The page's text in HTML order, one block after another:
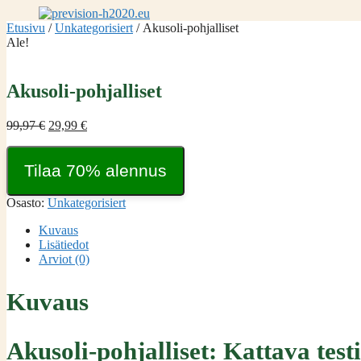
sisältöön
Etusivu /Unkategorisiert / Akusoli-pohjalliset
Ale!
Akusoli-pohjalliset
99,97€ Alkuperäinen
99,97 €.
29,99 €Nykyinen
29,99 €.
Tilaa 70% alennus
Osasto: Unkategorisiert
Kuvaus
Lisätiedot
Arviot (0)
Kuvaus
Akusoli-pohjalliset: Kattava